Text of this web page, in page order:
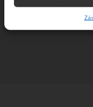
základě aktivně